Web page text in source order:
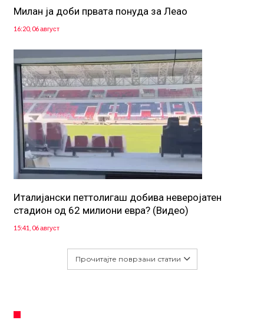
Милан ја доби првата понуда за Леао
16:20, 06 август
Италијански петтолигаш добива неверојатен
стадион од 62 милиони евра? (Видео)
15:41, 06 август
Прочитајте поврзани статии